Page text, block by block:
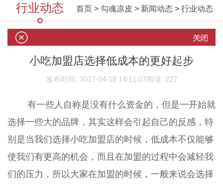
行业动态 首页 > 勾魂凉皮 > 新闻动态 > 行业动态
小吃加盟店选择低成本的更好起步
发布时间 :2017-04-18 14:11:07阅读 :227
有一些人自称是没有什么资金的，但是一开始就
选择一些大的品牌，其实这样会引起自己的反感，特
别是当我们选择小吃加盟店的时候，低成本不仅能够
使我们有更高的机会，而且在加盟的过程中会减轻我
们的压力，所以大家在加盟的时候，一般来说会选择